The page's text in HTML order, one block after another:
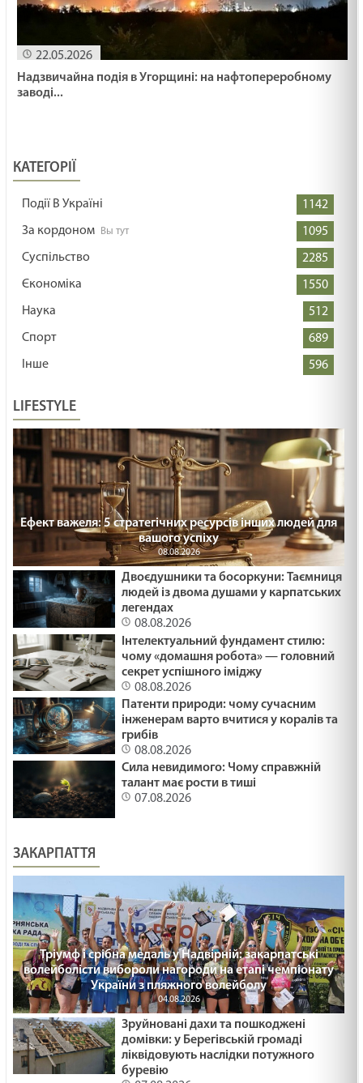
22.05.2026
Надзвичайна подія в Угорщині: на нафтопереробному
заводі...
КАТЕГОРІЇ
Події В Україні
1142
За кордоном
1095
Суспільство
2285
Єкономіка
1550
Наука
512
Спорт
689
Інше
596
LIFESTYLE
Ефект важеля: 5 стратегічних ресурсів інших людей для
вашого успіху
08.08.2026
Двоєдушники та босоркуни: Таємниця
людей із двома душами у карпатських
легендах
08.08.2026
Інтелектуальний фундамент стилю:
чому «домашня робота» — головний
секрет успішного іміджу
08.08.2026
Патенти природи: чому сучасним
інженерам варто вчитися у коралів та
грибів
08.08.2026
Сила невидимого: Чому справжній
талант має рости в тиші
07.08.2026
ЗАКАРПАТТЯ
Тріумф і срібна медаль у Надвірній: закарпатські
волейболісти вибороли нагороди на етапі чемпіонату
України з пляжного волейболу
04.08.2026
Зруйновані дахи та пошкоджені
домівки: у Берегівській громаді
ліквідовують наслідки потужного
буревію